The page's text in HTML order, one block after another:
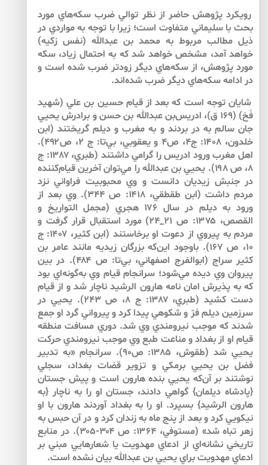
رويكرد پژوهش حاضر از نظر توالي ضرب سكه‌هاي مورد
بحث با سليماني متفاوت است؛ زيرا با توجه به مواردي در
ذيل مطالب مربوط به محمد بن عبدالله (نفس زكيه)
خواهد آمد، مشخص خواهد شد كه به احتمال زياد، سكه
مورد پژوهش، از سكه‌‌هاي ديگر زودتر ضرب شده است و
در ادامه سكه‌هاي ديگر ضرب شده‌اند.
شايان توجه است كه بعد از قيام حسين بن علي (شهيد
فَخ) (۱۶۹ ق)، ادريس‌بن عبدالله بن حسن و برادرش يحيي
جان سالم به در بردند و به مغرب و ديلم گريختند (ابن
خلدون، ۱۴۰۸: ج۴، ص۴ و يعقوبي، بي‌‌تا: ج ۲، ص۴۹۲).
اهل مغرب ورود ادريس را گرامي داشتند (طبري، ۱۳۸۷: ج
۸، ص ۱۹۸). يحيي بن عبدالله را مي‌توان آخرين قيام‌كننده
در جنبش زيديان دانست و وي محبوبيت فراواني نزد
مردم داشت (ابن طقطقي، ۱۴۱۸: ص ۳۴۴). وي بعد از
ورود به ديلم در سال ۱۷۶ هجري (مجمل التواريخ و
القصص، ۱۳۷۵: ص ۲۱_۲۴) مورد استقبال قرار گرفت و
مردم به پيروي از دعوت او برخاستند (ابن كثير، ۱۴۰۷: ج
۱۰، ص ۱۶۷). باوجود اين‌كه بزرگان زيديه مانند عامر بن
كثير سراج (ابوالفرج اصفهاني، بي‌تا: ص ۴۸۴). در بين
پيروان وي ديده مي‌شود؛ سرانجام قيام وي به‌گونه‌اي بود
كه به پذيرش امان نامه هارون الرشيد ناچار شد و از قيام
دست كشيد (طبري، ۱۳۸۷: ج ۸، ص ۲۴۳). يحيي در
سرزمين ديلم فرّ و شكوهي پيدا كرد و پيرواني گرد او جمع
شدند كه موجب نيرومندي وي شد. دوري مسافت منطقه
قيام او از بغداد و مناعت طبع وي موجب نيرومندي حركت
يحيي شد (طقوش، ۱۳۸۵: ص۹۰). سرانجام «به تدبير
فضل بن يحيي برمكي و تزوير قضات بغداد، سجلي
نوشتند بر آن‌كه يحيي بنده هارون است و پيش جستان
{پادشاه ديلمان} گواهي دادند، جستان او را به ناچار {به
هارون الرشيد} بسپرد. او را به بغداد آوردند هارون با او
نيكويي كرد و بعد از پنج ماه به زندان كرد و در آن حبس به
زهر تباه شد» (مستوفي، ۱۳۶۴: ص ۳۰۴-۳۰۵). در منابع
تاريخي نشانه‌اي از ادعاي مهدويت يا شعارهايي مبني بر
ادعاي مهدويت براي يحيي بن عبدالله بيان نشده است.